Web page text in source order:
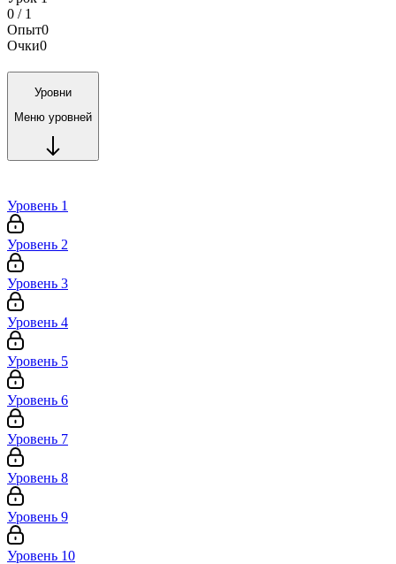
0 / 1
Опыт0
Очки0
Уровни
Меню уровней
Уровень 1
Уровень 2
Уровень 3
Уровень 4
Уровень 5
Уровень 6
Уровень 7
Уровень 8
Уровень 9
Уровень 10